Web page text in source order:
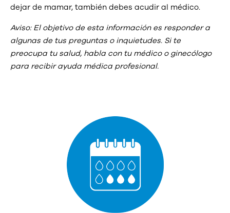
dejar de mamar, también debes acudir al médico.
Aviso: El objetivo de esta información es responder a
algunas de tus preguntas o inquietudes. Si te
preocupa tu salud, habla con tu médico o ginecólogo
para recibir ayuda médica profesional.